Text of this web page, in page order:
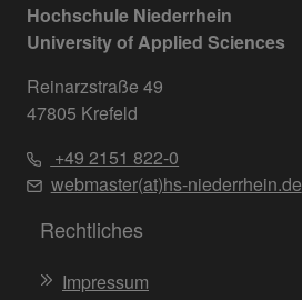
Hochschule Niederrhein
University of Applied Sciences
Reinarzstraße 49
47805 Krefeld
+49 2151 822-0
webmaster(at)hs-niederrhein.de
Rechtliches
Impressum